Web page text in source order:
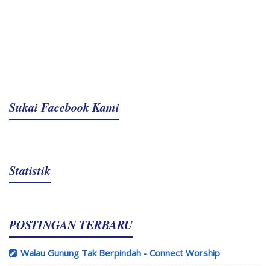
Sukai Facebook Kami
Statistik
POSTINGAN TERBARU
Walau Gunung Tak Berpindah - Connect Worship